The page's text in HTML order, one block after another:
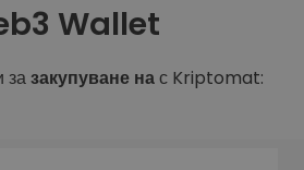
Wallet
зазакупуване нас Kriptomat: